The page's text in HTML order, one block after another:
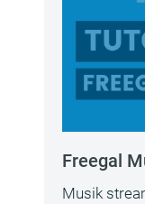
Freegal
Musik